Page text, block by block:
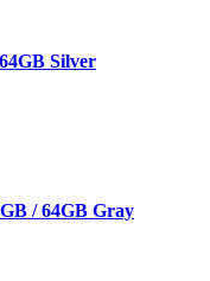
Silver
/ 64GB Gray